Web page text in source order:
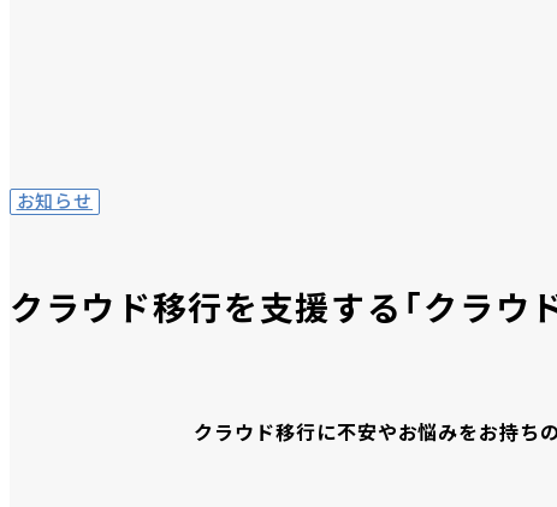
お知らせ
クラウド移行を支援する「クラウ
クラウド移行に不安やお悩みをお持ち